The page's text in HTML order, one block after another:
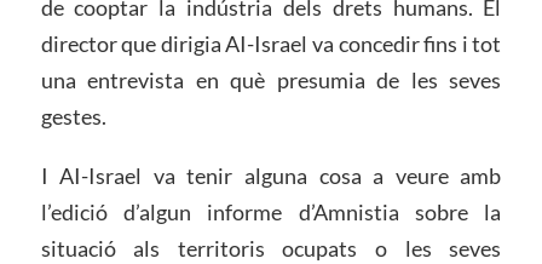
de cooptar la indústria dels drets humans. El
director que dirigia AI-Israel va concedir fins i tot
una entrevista en què presumia de les seves
gestes.
I AI-Israel va tenir alguna cosa a veure amb
l’edició d’algun informe d’Amnistia sobre la
situació als territoris ocupats o les seves